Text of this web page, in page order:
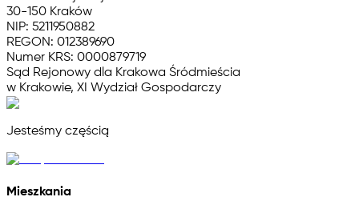
30-150 Kraków
NIP: 5211950882
REGON: 012389690
Numer KRS: 0000879719
Sąd Rejonowy dla Krakowa Śródmieścia
w Krakowie, XI Wydział Gospodarczy
Jesteśmy częścią
Mieszkania